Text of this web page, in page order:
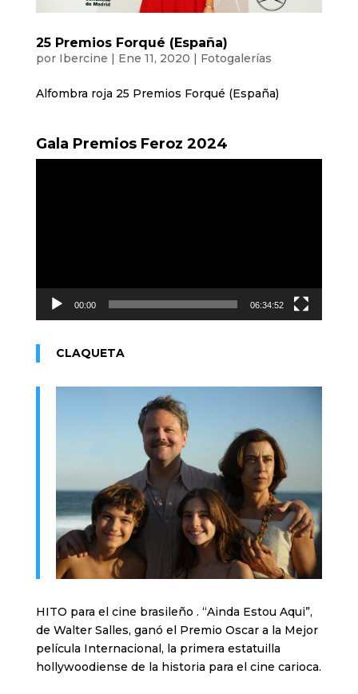
25 Premios Forqué (España)
por Ibercine Ene 11, 2020 Fotogalerías
Alfombra roja 25 Premios Forqué (España)
Gala Premios Feroz 2024
00:00 06:34:52
CLAQUETA
HITO para el cine brasileño . “Ainda Estou Aqui”,
de Walter Salles, ganó el Premio Oscar a la Mejor
película Internacional, la primera estatuilla
hollywoodiense de la historia para el cine carioca.